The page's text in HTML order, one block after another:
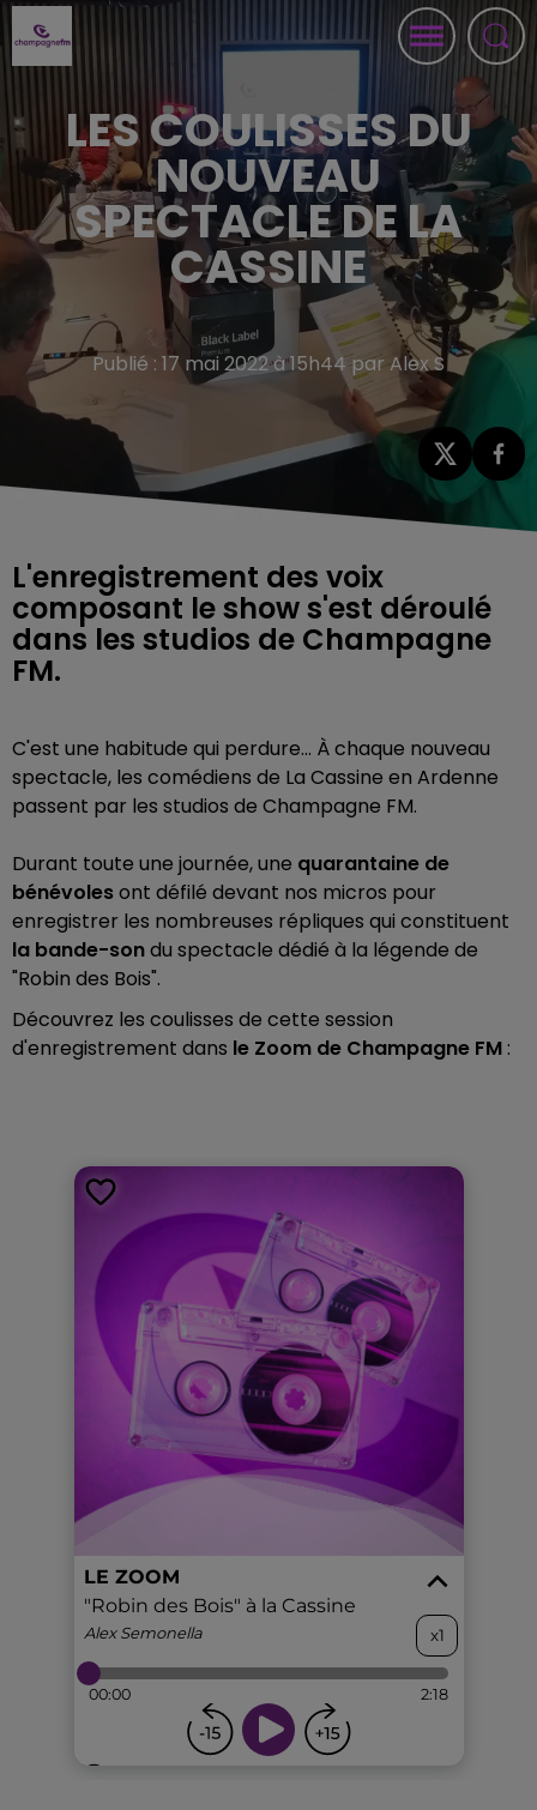
LES COULISSES DU
NOUVEAU
SPECTACLE DE LA
CASSINE
Publié : 17 mai 2022 à 15h44 par Alex S
L'enregistrement des voix
composant le show s'est déroulé
dans les studios de Champagne
FM.
C'est une habitude qui perdure... À chaque nouveau
spectacle, les comédiens de La Cassine en Ardenne
passent par les studios de Champagne FM.
Durant toute une journée, une quarantaine de
bénévolesont défilé devant nos micros pour
enregistrer les nombreuses répliques qui constituent
la bande-sondu spectacle dédié à la légende de
"Robin des Bois".
Découvrez les coulisses de cette session
d'enregistrement dans le Zoom de Champagne FM :